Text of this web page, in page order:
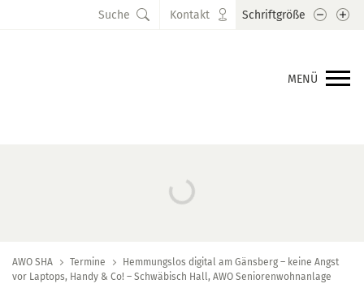
MENÜ
Suche Kontakt Schriftgröße Schrift
AWO SHA Termine
Hemmungslos digital am Gänsberg – keine Angst
vor Laptops, Handy & Co! – Schwäbisch Hall, AWO Seniorenwohnanlage